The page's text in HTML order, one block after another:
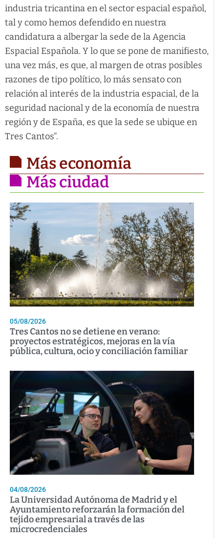
industria tricantina en el sector espacial español,
tal y como hemos defendido en nuestra
candidatura a albergar la sede de la Agencia
Espacial Española. Y lo que se pone de manifiesto,
una vez más, es que, al margen de otras posibles
razones de tipo político, lo más sensato con
relación al interés de la industria espacial, de la
seguridad nacional y de la economía de nuestra
región y de España, es que la sede se ubique en
Tres Cantos”.
Más economía
Más ciudad
05/08/2026
Tres Cantos no se detiene en verano:
proyectos estratégicos, mejoras en la vía
pública, cultura, ocio y conciliación familiar
04/08/2026
La Universidad Autónoma de Madrid y el
Ayuntamiento reforzarán la formación del
tejido empresarial a través de las
microcredenciales